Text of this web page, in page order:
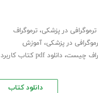
ترموگرافی در پزشکی، ترموگراف
در پزشکی، آموزش
چیست،
دانلود pdf کتاب کاربرد
دانلود کتاب